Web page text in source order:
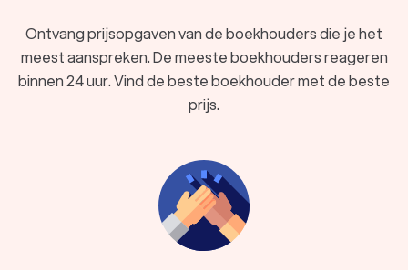
Ontvang prijsopgaven van de boekhouders die je het
meest aanspreken. De meeste boekhouders reageren
binnen 24 uur. Vind de beste boekhouder met de beste
prijs.